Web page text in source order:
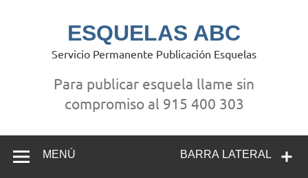
ESQUELAS ABC
Servicio Permanente Publicación Esquelas
Para publicar esquela llame sin
compromiso al 915 400 303
BARRA LATERAL
MENÚ